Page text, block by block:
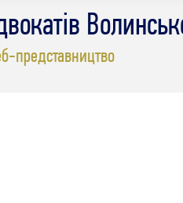
представництво